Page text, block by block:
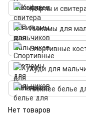
Кофты и
Пижамы для
Спортивные
Худи для
Нижнее белье
Нет товаров